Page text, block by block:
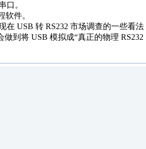
口。
软件。
USB 转 RS232 市场调查的一些看法
做到将 USB 模拟成“真正的物理 RS232